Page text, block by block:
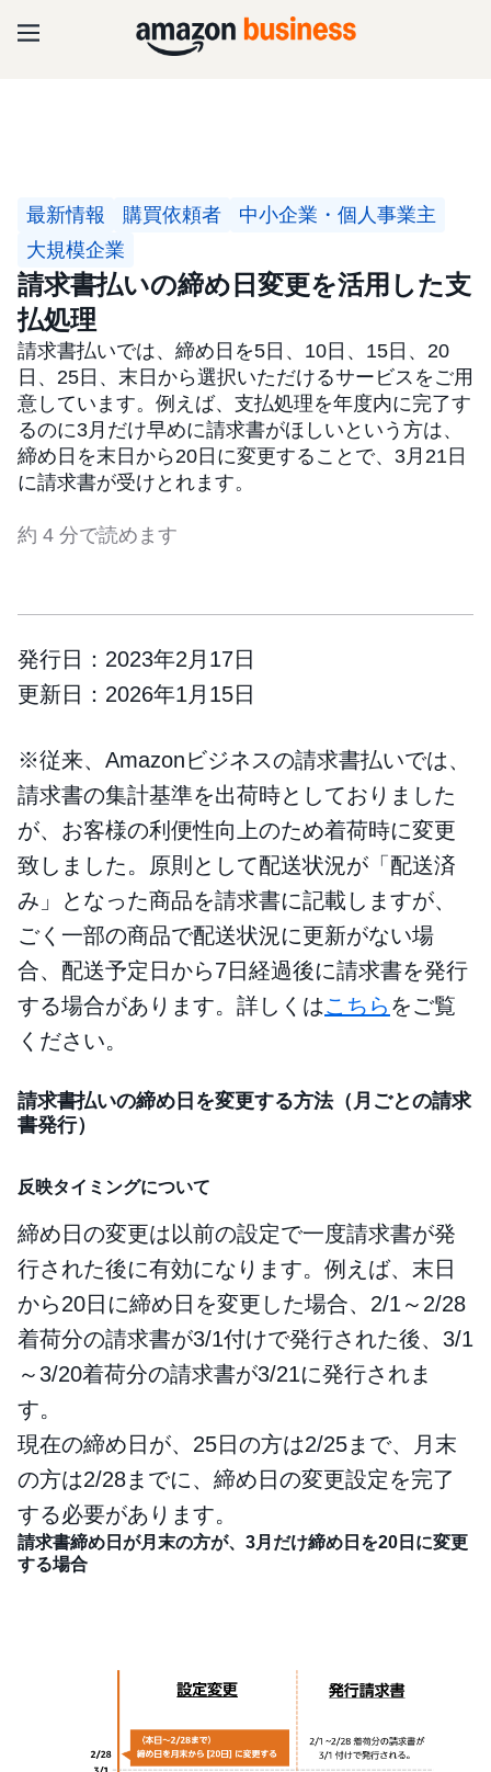
最新情報 購買依頼者
中小企業・個人事業主
大規模企業
請求書払いの締め日変更を活用した支
払処理
請求書払いでは、締め日を5日、10日、15日、20
日、25日、末日から選択いただけるサービスをご用
意しています。例えば、支払処理を年度内に完了す
るのに3月だけ早めに請求書がほしいという方は、
締め日を末日から20日に変更することで、3月21日
に請求書が受けとれます。
約 4 分で読めます
発行日：2023年2月17日
更新日：2026年1月15日
※従来、Amazonビジネスの請求書払いでは、
請求書の集計基準を出荷時としておりました
が、お客様の利便性向上のため着荷時に変更
致しました。原則として配送状況が「配送済
み」となった商品を請求書に記載しますが、
ごく一部の商品で配送状況に更新がない場
合、配送予定日から7日経過後に請求書を発行
する場合があります。詳しくはこちら をご覧
ください。
請求書払いの締め日を変更する方法（月ごとの請求
書発行）
反映タイミングについて
締め日の変更は以前の設定で一度請求書が発
行された後に有効になります。例えば、末日
から20日に締め日を変更した場合、2/1～2/28
着荷分の請求書が3/1付けで発行された後、3/1
～3/20着荷分の請求書が3/21に発行されま
す。
現在の締め日が、25日の方は2/25まで、月末
の方は2/28までに、締め日の変更設定を完了
する必要があります。
請求書締め日が月末の方が、3月だけ締め日を20日に変更
する場合